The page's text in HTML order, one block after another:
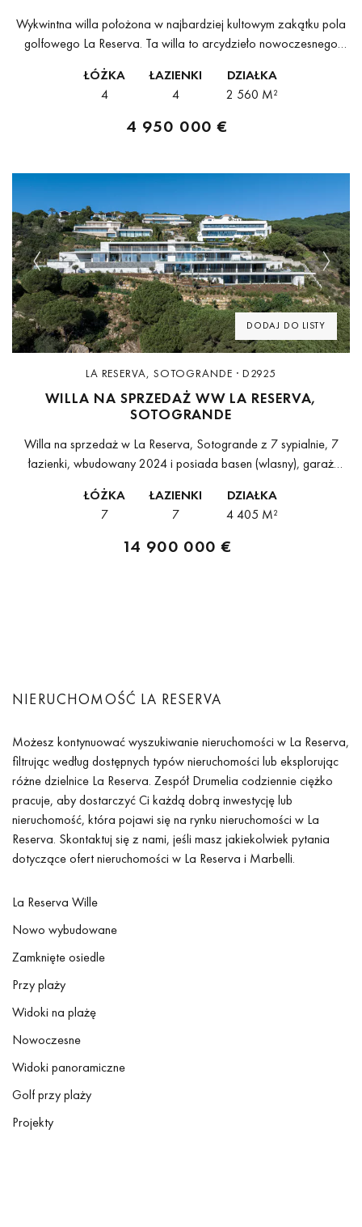
Wykwintna willa położona w najbardziej kultowym zakątku pola
golfowego La Reserva. Ta willa to arcydzieło nowoczesnego
przyrodę i pole golfowe. Ta wyjątkowa...
ŁÓŻKA
4
ŁAZIENKI
4
DZIAŁKA
2 560 M²
4 950 000 €
DODAJ DO LISTY
Previous Next
LA RESERVA, SOTOGRANDE · D2925
WILLA NA SPRZEDAŻ WW LA RESERVA,
SOTOGRANDE
Willa na sprzedaż w La Reserva, Sotogrande z 7 sypialnie, 7
łazienki, wbudowany 2024 i posiada basen (wlasny), garaż
4405m² działka i 590m²...
ŁÓŻKA
7
ŁAZIENKI
7
DZIAŁKA
4 405 M²
14 900 000 €
NIERUCHOMOŚĆ LA RESERVA
Możesz kontynuować wyszukiwanie nieruchomości w La Reserva,
filtrując według dostępnych typów nieruchomości lub eksplorując
różne dzielnice La Reserva. Zespół Drumelia codziennie ciężko
pracuje, aby dostarczyć Ci każdą dobrą inwestycję lub
nieruchomość, która pojawi się na rynku nieruchomości w La
Reserva. Skontaktuj się z nami, jeśli masz jakiekolwiek pytania
dotyczące ofert nieruchomości w La Reserva i Marbelli.
La Reserva Wille
Nowo wybudowane
Zamknięte osiedle
Przy plaży
Widoki na plażę
Nowoczesne
Widoki panoramiczne
Golf przy plaży
Projekty